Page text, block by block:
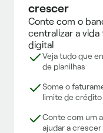
crescer
Conte com o
centralizar a
digital
Veja tudo que
de planilhas
Some o
limite de crédito
Conte com um
ajudar a crescer